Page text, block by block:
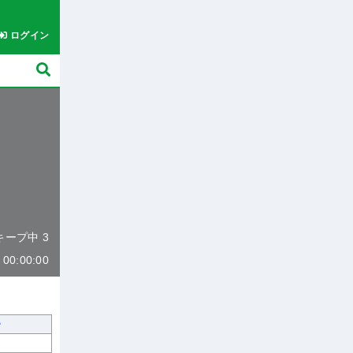
ログイン
ープ中 3
00:00:00